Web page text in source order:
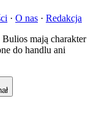
· O nas · Redakcja
mają charakter
do handlu ani